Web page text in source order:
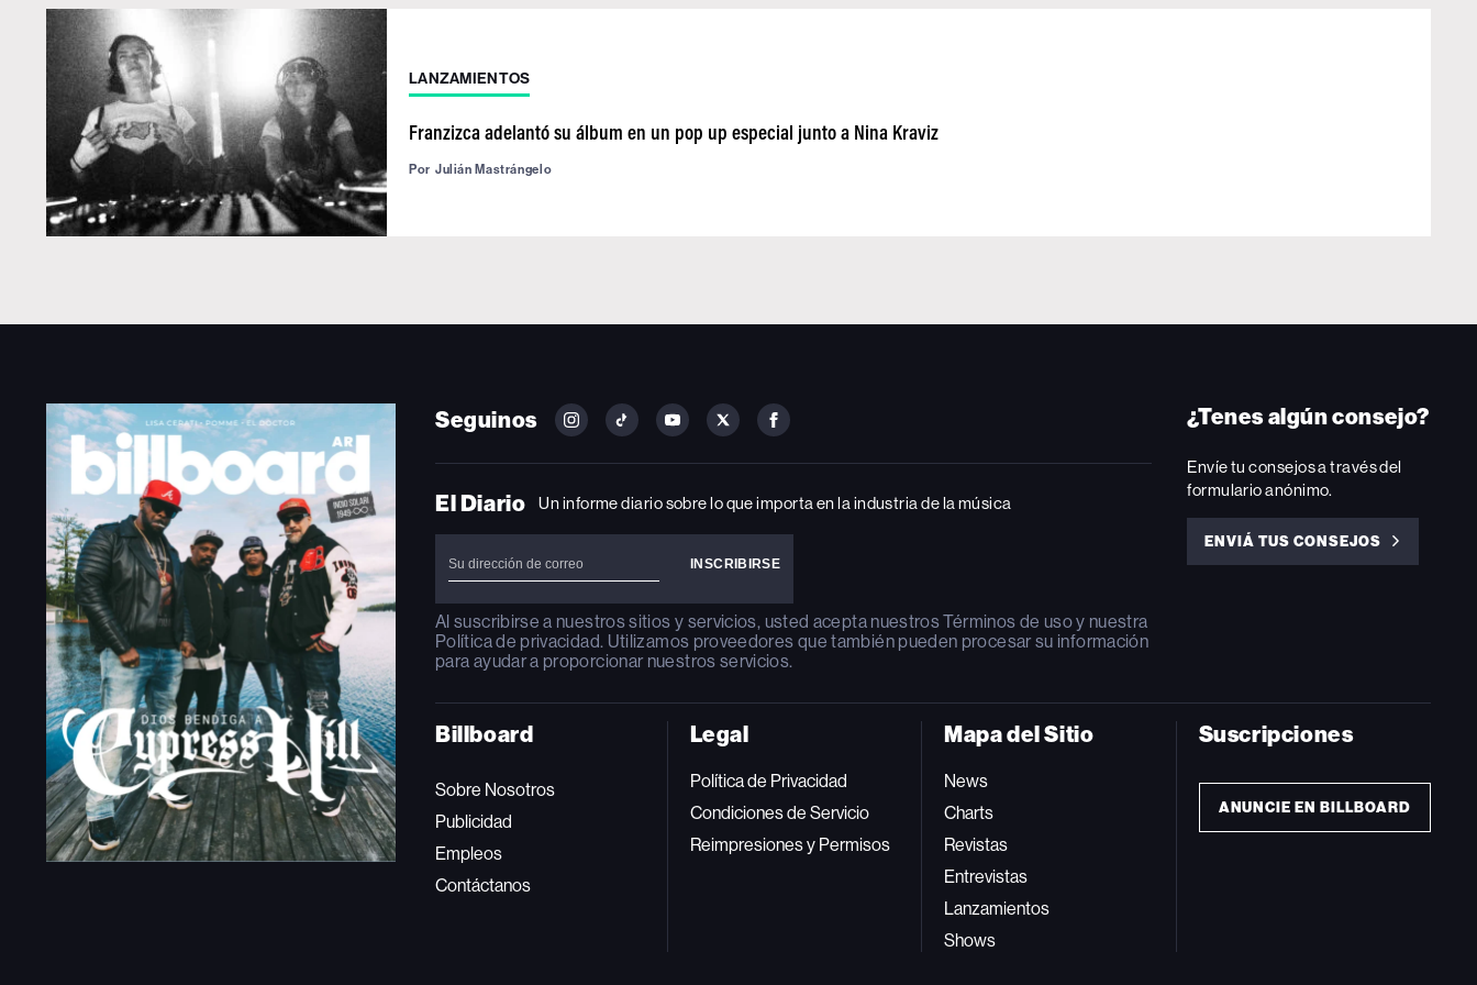
LANZAMIENTOS
Franzizca adelantó su álbum en un pop up especial junto a Nina Kraviz
Por Julián Mastrángelo
Seguinos
FOLLOW
ON
FOLLOW
ON
FOLLOW
ON
FOLLOW
ON
FOLLOW
ON
El Diario Un informe diario sobre lo que importa en la industria de la música
Al suscribirse a nuestros sitios y servicios, usted acepta nuestrosTérminos de usoy nuestra
Política de privacidad. Utilizamos proveedores que también pueden procesar su información
para ayudar a proporcionar nuestros servicios.
¿Tenes algún consejo?
Envíe tu consejos a través del
formulario anónimo.
ENVIÁ TUS CONSEJOS
ENVIÁ
Billboard
Sobre Nosotros
Publicidad
Empleos
Contáctanos
Legal
Política de Privacidad
Condiciones de Servicio
Reimpresiones y Permisos
Mapa del Sitio
News
Charts
Revistas
Entrevistas
Lanzamientos
Shows
Suscripciones
ANUNCIE EN BILLBOARD